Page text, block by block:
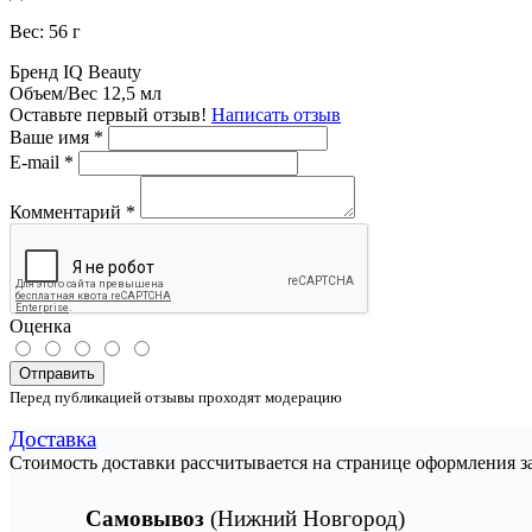
Вес: 56 г
Бренд IQ Beauty
Объем/Вес 12,5 мл
Оставьте первый отзыв! Написать отзыв
Ваше имя *
E-mail *
Комментарий *
Оценка
Отправить
Перед публикацией отзывы проходят модерацию
Доставка
Стоимость доставки рассчитывается на странице оформления
Самовывоз (Нижний Новгород)